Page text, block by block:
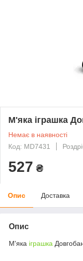
М'яка іграшка
Немає в наявності
Код: MD7431
527 ₴
Опис Доставка
Опис
М'яка іграшка